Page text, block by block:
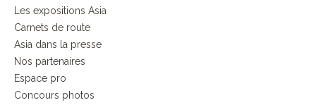
Les expositions Asia
Carnets de route
Asia dans la presse
Nos partenaires
Espace pro
Concours photos